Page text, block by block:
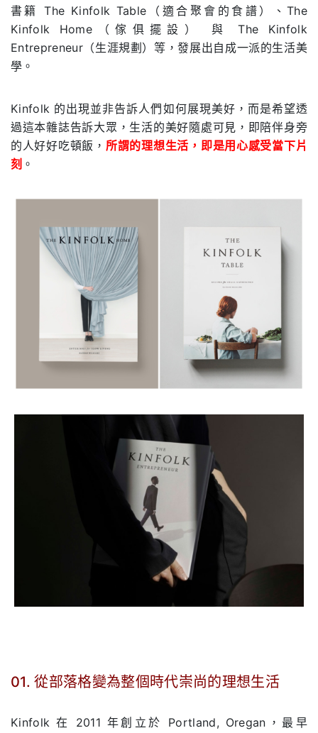
書籍 The Kinfolk Table（適合聚會的食譜） 、 The
Kinfolk Home（傢俱擺設） 與
The Kinfolk
Entrepreneur（生涯規劃）等 ，發展出自成一派的生活美
學。
Kinfolk 的出現並非告訴人們如何展現美好，而是希望透
過這本雜誌告訴大眾，生活的美好隨處可見，即陪伴身旁
的人好好吃頓飯， 所謂的理想生活，即是用心感受當下片
刻 。
01. 從部落格變為整個時代崇尚的理想生活
Kinfolk 在 2011 年創立於 Portland, Oregan ，最早